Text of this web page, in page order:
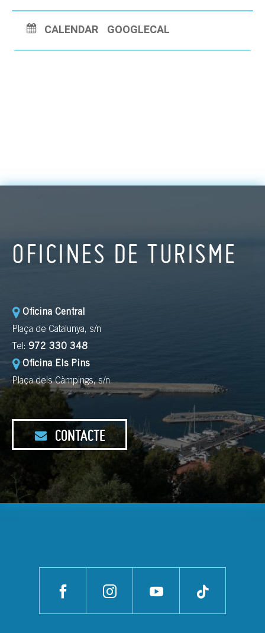
CALENDAR GOOGLECAL
OFICINES DE TURISME
Oficina Central
Plaça de Catalunya, s/n
Tel: 972 330 348
Oficina Els Pins
Plaça dels Càmpings, s/n
CONTACTE